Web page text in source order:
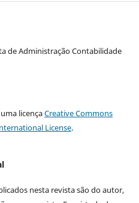
de Administração Contabilidade
licençaCreative Commons
License.
nesta revista são do autor,